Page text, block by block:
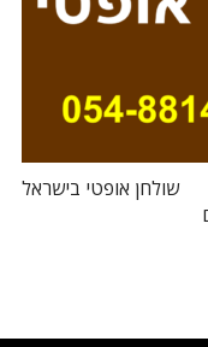
שולחן אופטי בישראל